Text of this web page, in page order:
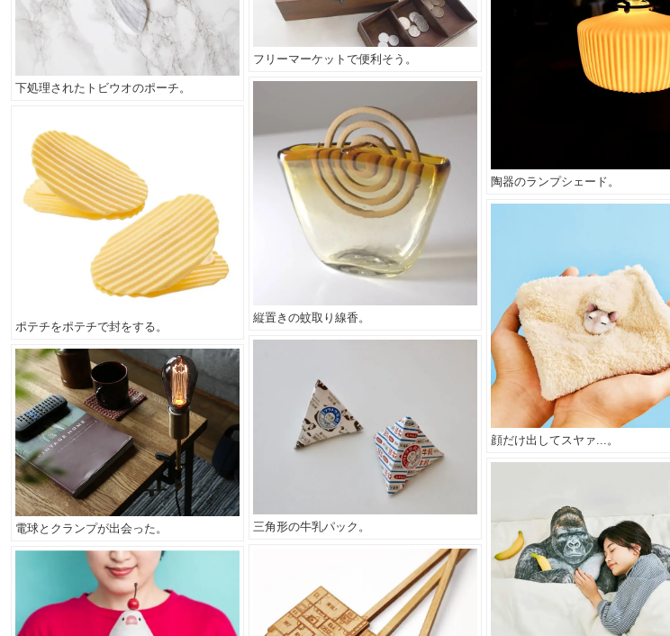
陶器のランプシェード。
下処理されたトビウオのポーチ。
フリーマーケットで便利そう。
縦置きの蚊取り線香。
ポテチをポテチで封をする。
顔だけ出してスヤァ...。
三角形の牛乳パック。
電球とクランプが出会った。